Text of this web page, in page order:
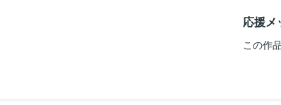
応援メ
この作